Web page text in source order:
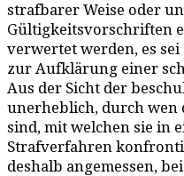
strafbarer Weise oder
Gültigkeitsvorschriften
verwertet werden, es
zur Aufklärung einer
Aus der Sicht der
unerheblich, durch wen
sind, mit welchen sie in
Strafverfahren
deshalb angemessen,